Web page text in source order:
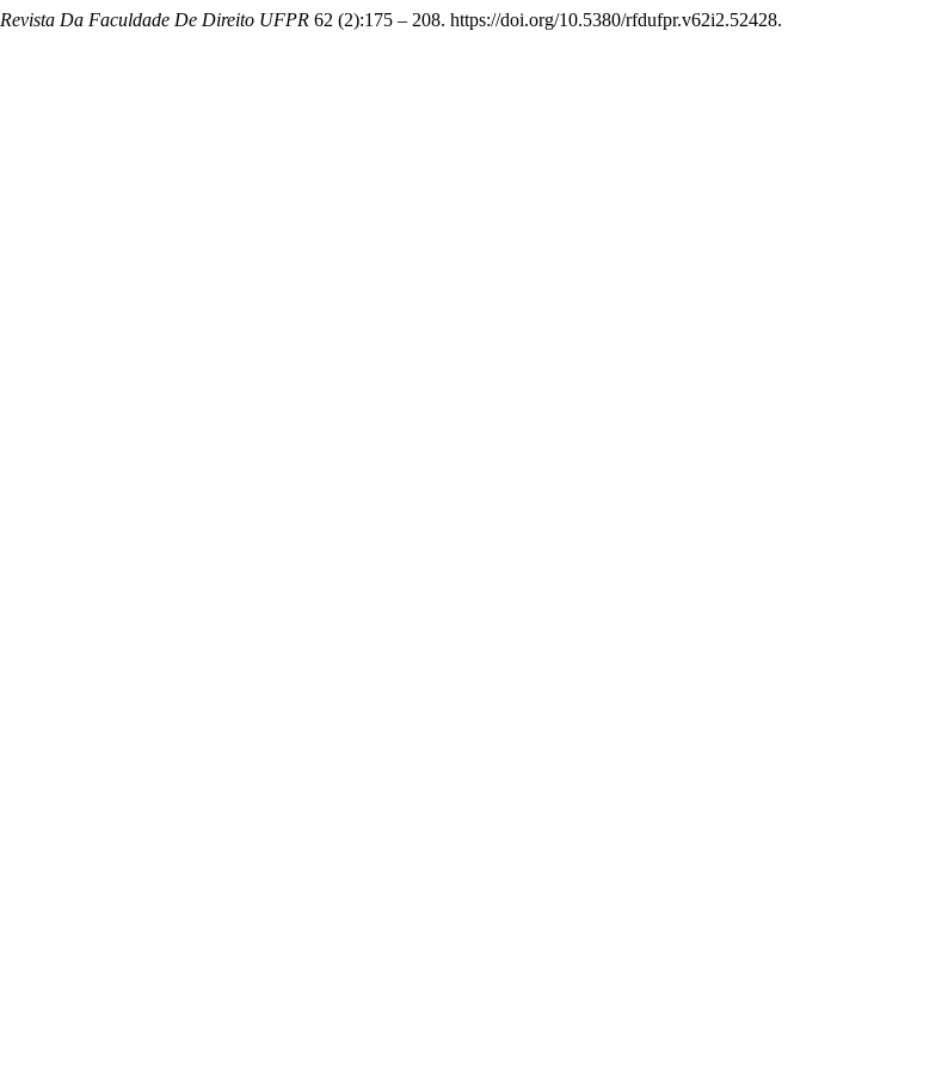
Revista Da Faculdade De Direito UFPR 62 (2):175 – 208. https://doi.org/10.5380/rfdufpr.v62i2.52428.